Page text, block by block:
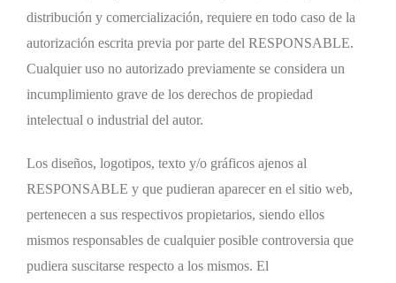
distribución y comercialización, requiere en todo caso de la
autorización escrita previa por parte del RESPONSABLE.
Cualquier uso no autorizado previamente se considera un
incumplimiento grave de los derechos de propiedad
intelectual o industrial del autor.
Los diseños, logotipos, texto y/o gráficos ajenos al
RESPONSABLE y que pudieran aparecer en el sitio web,
pertenecen a sus respectivos propietarios, siendo ellos
mismos responsables de cualquier posible controversia que
pudiera suscitarse respecto a los mismos. El